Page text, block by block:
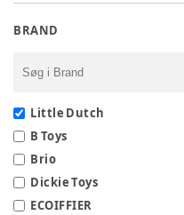
BRAND
Little Dutch
B Toys
Brio
Dickie Toys
ECOIFFIER